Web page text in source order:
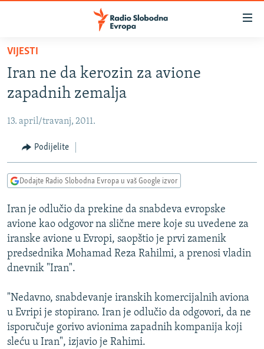
Pređite
glavni
sadržaj
Pređite
na
navigaciju
Pređite
na
BOSNA I HERCEGOVINA
SRBIJA
KOSOVO
CRNA GORA
VIDEO
FOTOGALERIJE
INFOGRAFIKE
PODCASTI
RAT U UKRAJINI
KINA NA BALKANU
RSE PRIČE IZ SVIJETA
ISPRIČAJ MI
DNEVNO@RSE
SPECIJALI RSE
VIŠE OD NASLOVA
VIJESTI
Iran ne da kerozin za avione
zapadnih zemalja
13. april/travanj, 2011.
Podijelite
Dodajte Radio Slobodna Evropa u vaš Google izvor
Iran je odlučio da prekine da snabdeva evropske
avione kao odgovor na slične mere koje su uvedene za
iranske avione u Evropi, saopštio je prvi zamenik
predsednika Mohamad Reza Rahilmi, a prenosi vladin
dnevnik "Iran".
"Nedavno, snabdevanje iranskih komercijalnih aviona
u Evripi je stopirano. Iran je odlučio da odgovori, da ne
isporučuje gorivo avionima zapadnih kompanija koji
sleću u Iran", izjavio je Rahimi.